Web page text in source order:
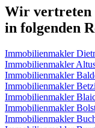
Wir vertreten
in folgenden
Immobilienmakler
Immobilienmakler
Immobilienmakler
Immobilienmakler
Immobilienmakler
Immobilienmakler
Immobilienmakler